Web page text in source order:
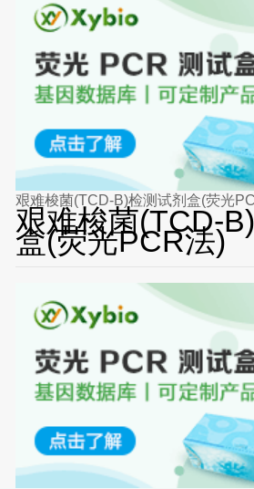
艰难梭菌(TCD-B)检测试剂盒(荧光
艰难梭菌(TCD-
盒(荧光PCR法)